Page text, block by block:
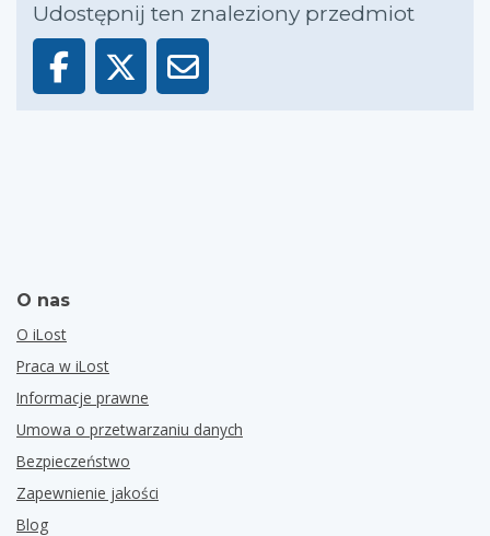
Udostępnij ten znaleziony przedmiot
O nas
O iLost
Praca w iLost
Informacje prawne
Umowa o przetwarzaniu danych
Bezpieczeństwo
Zapewnienie jakości
Blog